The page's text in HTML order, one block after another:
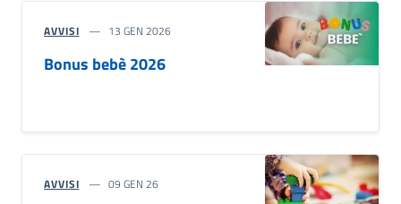
AVVISI 13 GEN 2026
Bonus bebè 2026
AVVISI 09 GEN 26